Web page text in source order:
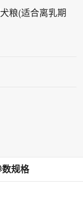
粮(适合离乳期
规格